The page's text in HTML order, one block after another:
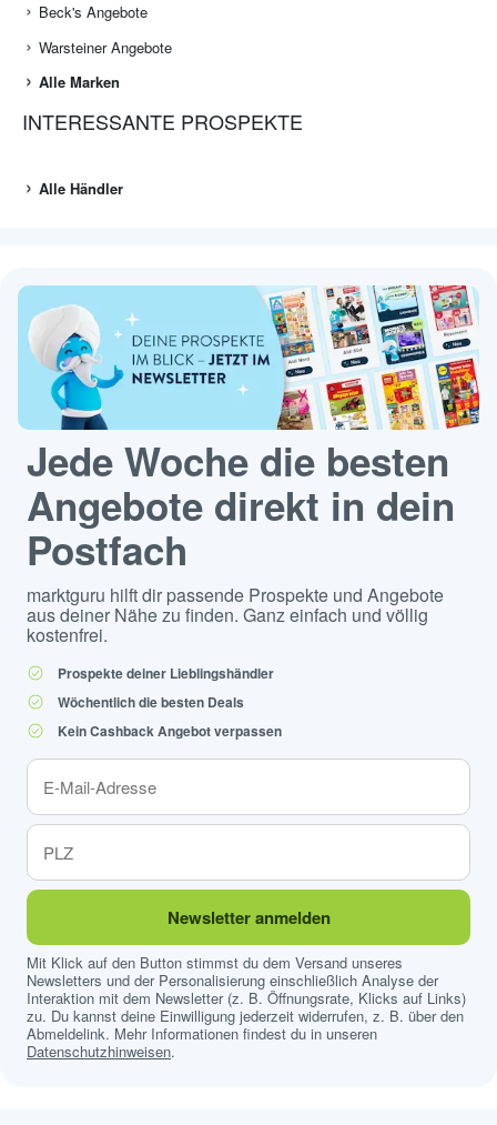
Beck's Angebote
Warsteiner Angebote
Alle Marken
INTERESSANTE PROSPEKTE
Alle Händler
Jede Woche die besten
Angebote direkt in dein
Postfach
marktguru hilft dir passende Prospekte und Angebote
aus deiner Nähe zu finden. Ganz einfach und völlig
kostenfrei.
Prospekte deiner Lieblingshändler
Wöchentlich die besten Deals
Kein Cashback Angebot verpassen
Newsletter anmelden
Mit Klick auf den Button stimmst du dem Versand unseres
Newsletters und der Personalisierung einschließlich Analyse der
Interaktion mit dem Newsletter (z. B. Öffnungsrate, Klicks auf Links)
zu. Du kannst deine Einwilligung jederzeit widerrufen, z. B. über den
Abmeldelink. Mehr Informationen findest du in unseren
Datenschutzhinweisen.